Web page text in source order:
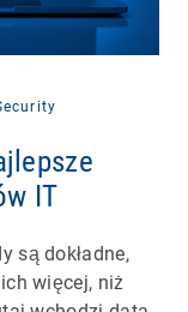
IT
są dokładne,
więcej, niż